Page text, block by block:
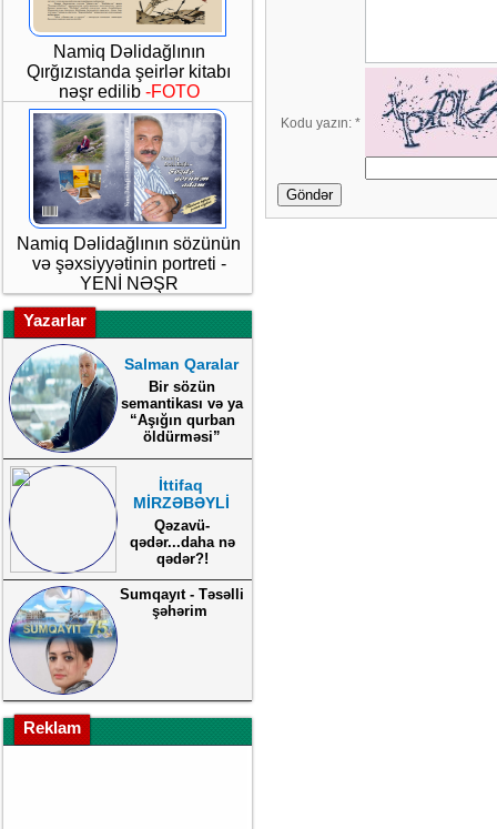
Namiq Dəlidağlının
Qırğızıstanda şeirlər kitabı
nəşr edilib -FOTO
Namiq Dəlidağlının sözünün
və şəxsiyyətinin portreti -
YENİ NƏŞR
Yazarlar
Salman Qaralar
Bir sözün
semantikası və ya
“Aşığın qurban
öldürməsi”
İttifaq
MİRZƏBƏYLİ
Qəzavü-
qədər...daha nə
qədər?!
Sumqayıt - Təsəlli
şəhərim
Reklam
Kodu yazın: *
Göndər